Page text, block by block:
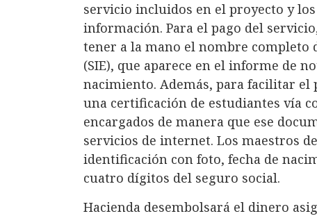
servicio incluidos en el proyecto y
información. Para el pago del
tener a la mano el nombre
(SIE), que aparece en el informe de
nacimiento. Además, para facilitar el
una certificación de estudiantes vía
encargados de manera que ese
servicios de internet. Los maestros
identificación con foto, fecha de
cuatro dígitos del seguro social.
Hacienda desembolsará el dinero